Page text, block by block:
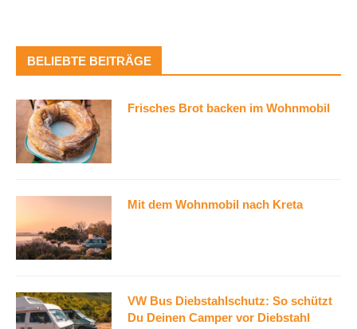
BELIEBTE BEITRÄGE
Frisches Brot backen im Wohnmobil
Mit dem Wohnmobil nach Kreta
VW Bus Diebstahlschutz: So schützt
Du Deinen Camper vor Diebstahl